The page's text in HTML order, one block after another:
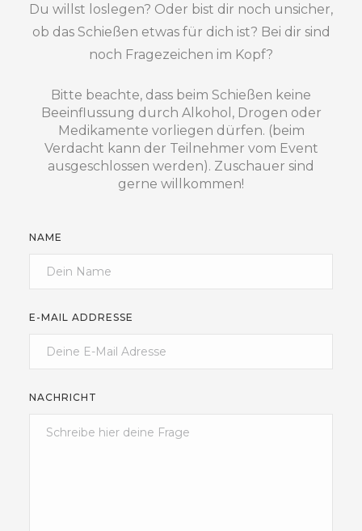
Du willst loslegen? Oder bist dir noch unsicher,
ob das Schießen etwas für dich ist? Bei dir sind
noch Fragezeichen im Kopf?
Bitte beachte, dass beim Schießen keine
Beeinflussung durch Alkohol, Drogen oder
Medikamente vorliegen dürfen. (beim
Verdacht kann der Teilnehmer vom Event
ausgeschlossen werden). Zuschauer sind
gerne willkommen!
NAME
E-MAIL ADDRESSE
NACHRICHT